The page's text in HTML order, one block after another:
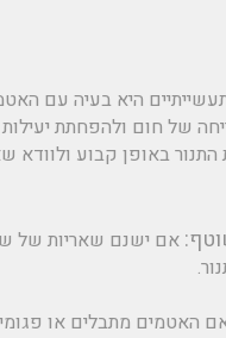
היא בעיה עם
של חום ולהפחתת יעילות
באופן קבוע ולוודא
אם ישנם שאריות של
האטמים מתבלים או